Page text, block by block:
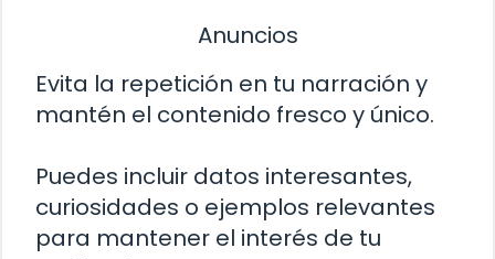
Anuncios
Evita la repetición en tu narración y
mantén el contenido fresco y único.
Puedes incluir datos interesantes,
curiosidades o ejemplos relevantes
para mantener el interés de tu